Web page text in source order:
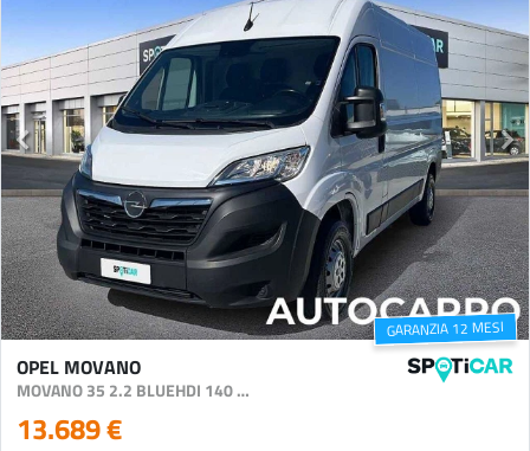
GARANZIA 12 MESI
OPEL MOVANO
MOVANO 35 2.2 BLUEHDI 140 S&S PM-TM FURGONE EDITION
13.689 €